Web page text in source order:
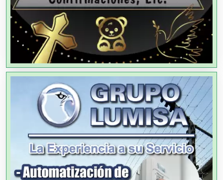
Agencias de Viajes
Agricultores
Agricultura y Ganadería
Agua Purificada
Aire Acondicionado